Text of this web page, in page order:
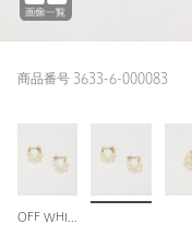
商品番号 3633-6-000083